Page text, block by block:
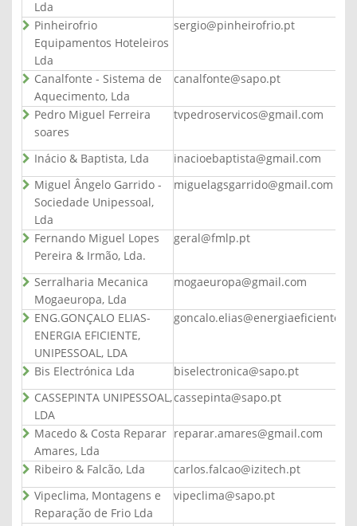
Lda
Pinheirofrio
Equipamentos Hoteleiros
Lda
sergio@pinheirofrio.pt
Canalfonte - Sistema de
Aquecimento, Lda
canalfonte@sapo.pt
Pedro Miguel Ferreira
soares
tvpedroservicos@gmail.com
Inácio & Baptista, Lda
inacioebaptista@gmail.com
Miguel Ângelo Garrido -
Sociedade Unipessoal,
Lda
miguelagsgarrido@gmail.com
Fernando Miguel Lopes
Pereira & Irmão, Lda.
geral@fmlp.pt
Serralharia Mecanica
Mogaeuropa, Lda
mogaeuropa@gmail.com
ENG.GONÇALO ELIAS-
ENERGIA EFICIENTE,
UNIPESSOAL, LDA
goncalo.elias@energiaeficiente.pt
Bis Electrónica Lda
biselectronica@sapo.pt
CASSEPINTA UNIPESSOAL,
LDA
cassepinta@sapo.pt
Macedo & Costa Reparar
Amares, Lda
reparar.amares@gmail.com
Ribeiro & Falcão, Lda
carlos.falcao@izitech.pt
Vipeclima, Montagens e
Reparação de Frio Lda
vipeclima@sapo.pt